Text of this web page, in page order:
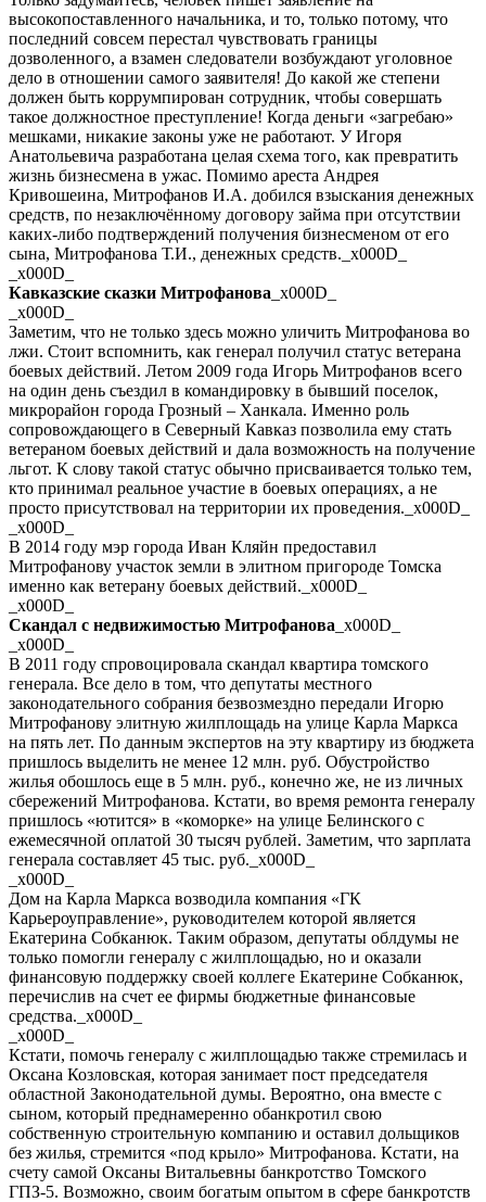
высокопоставленного начальника, и то, только потому, что
последний совсем перестал чувствовать границы
дозволенного, а взамен следователи возбуждают уголовное
дело в отношении самого заявителя! До какой же степени
должен быть коррумпирован сотрудник, чтобы совершать
такое должностное преступление! Когда деньги «загребаю»
мешками, никакие законы уже не работают. У Игоря
Анатольевича разработана целая схема того, как превратить
жизнь бизнесмена в ужас. Помимо ареста Андрея
Кривошеина, Митрофанов И.А. добился взыскания денежных
средств, по незаключённому договору займа при отсутствии
каких-либо подтверждений получения бизнесменом от его
сына, Митрофанова Т.И., денежных средств._x000D_
_x000D_
Кавказские сказки Митрофанова _x000D_
_x000D_
Заметим, что не только здесь можно уличить Митрофанова во
лжи. Стоит вспомнить, как генерал получил статус ветерана
боевых действий. Летом 2009 года Игорь Митрофанов всего
на один день съездил в командировку в бывший поселок,
микрорайон города Грозный – Ханкала. Именно роль
сопровождающего в Северный Кавказ позволила ему стать
ветераном боевых действий и дала возможность на получение
льгот. К слову такой статус обычно присваивается только тем,
кто принимал реальное участие в боевых операциях, а не
просто присутствовал на территории их проведения._x000D_
_x000D_
В 2014 году мэр города Иван Кляйн предоставил
Митрофанову участок земли в элитном пригороде Томска
именно как ветерану боевых действий._x000D_
_x000D_
Скандал с недвижимостью Митрофанова _x000D_
_x000D_
В 2011 году спровоцировала скандал квартира томского
генерала. Все дело в том, что депутаты местного
законодательного собрания безвозмездно передали Игорю
Митрофанову элитную жилплощадь на улице Карла Маркса
на пять лет. По данным экспертов на эту квартиру из бюджета
пришлось выделить не менее 12 млн. руб. Обустройство
жилья обошлось еще в 5 млн. руб., конечно же, не из личных
сбережений Митрофанова. Кстати, во время ремонта генералу
пришлось «ютится» в «коморке» на улице Белинского с
ежемесячной оплатой 30 тысяч рублей. Заметим, что зарплата
генерала составляет 45 тыс. руб._x000D_
_x000D_
Дом на Карла Маркса возводила компания «ГК
Карьероуправление», руководителем которой является
Екатерина Собканюк. Таким образом, депутаты облдумы не
только помогли генералу с жилплощадью, но и оказали
финансовую поддержку своей коллеге Екатерине Собканюк,
перечислив на счет ее фирмы бюджетные финансовые
средства._x000D_
_x000D_
Кстати, помочь генералу с жилплощадью также стремилась и
Оксана Козловская, которая занимает пост председателя
областной Законодательной думы. Вероятно, она вместе с
сыном, который преднамеренно обанкротил свою
собственную строительную компанию и оставил дольщиков
без жилья, стремится «под крыло» Митрофанова. Кстати, на
счету самой Оксаны Витальевны банкротство Томского
ГПЗ-5. Возможно, своим богатым опытом в сфере банкротств